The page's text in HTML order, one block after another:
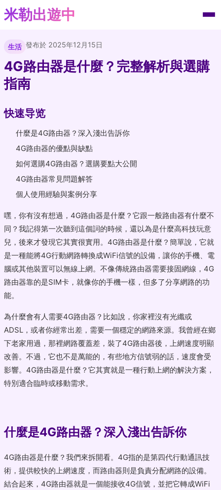
米勒出遊中
生活 發布於 2025年12月15日
4G路由器是什麼？完整解析與選購
指南
快速导览
什麼是4G路由器？深入淺出告訴你
4G路由器的優點與缺點
如何選購4G路由器？選購要點大公開
4G路由器常見問題解答
個人使用經驗與案例分享
嘿，你有沒有想過，4G路由器是什麼？它跟一般路由器有什麼不
同？我記得第一次聽到這個詞的時候，還以為是什麼高科技玩意
兒，後來才發現它其實很實用。4G路由器是什麼？簡單說，它就
是一種能將4G行動網路轉換成WiFi信號的設備，讓你的手機、電
腦或其他裝置可以無線上網。不像傳統路由器需要接固網線，4G
路由器靠的是SIM卡，就像你的手機一樣，但多了分享網路的功
能。
為什麼會有人需要4G路由器？比如說，你家裡沒有光纖或
ADSL，或者你經常出差，需要一個穩定的網路來源。我曾經在鄉
下老家用過，那裡網路覆蓋差，裝了4G路由器後，上網速度明顯
改善。不過，它也不是萬能的，有些地方信號弱的話，速度會受
影響。4G路由器是什麼？它其實就是一種行動上網的解決方案，
特別適合臨時或移動需求。
什麼是4G路由器？深入淺出告訴你
4G路由器是什麼？我們來拆開看。4G指的是第四代行動通訊技
術，提供較快的上網速度，而路由器則是負責分配網路的設備。
結合起來，4G路由器就是一個能接收4G信號，並把它轉成WiFi